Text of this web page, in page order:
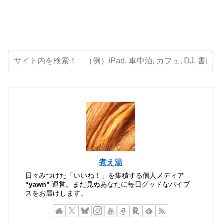
煮え湯
日々みつけた「いいね！」を集積する個人メディア
"yawn" 運営。まだ見ぬあなたに毎日グッドなバイブ
スをお届けします。